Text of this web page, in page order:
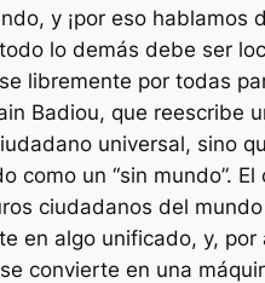
y ¡por eso hablamos
lo demás debe ser
libremente por todas
Badiou, que reescribe
universal, sino
un “sin mundo”. El
ciudadanos del
en algo unificado, y, por
convierte en una